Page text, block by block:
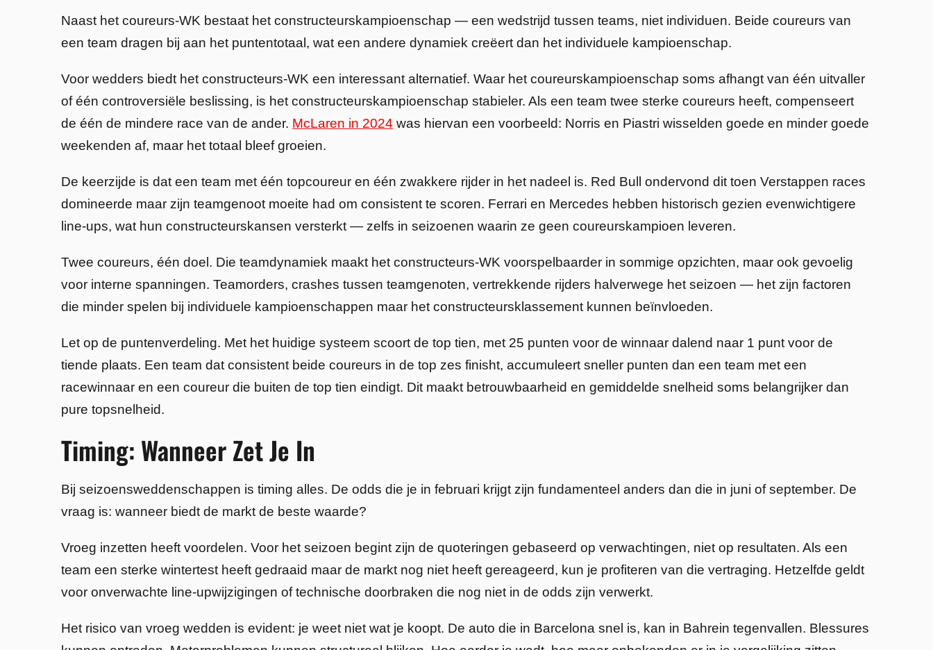
Naast het coureurs-WK bestaat het constructeurskampioenschap — een wedstrijd tussen teams, niet individuen. Beide coureurs van
een team dragen bij aan het puntentotaal, wat een andere dynamiek creëert dan het individuele kampioenschap.
Voor wedders biedt het constructeurs-WK een interessant alternatief. Waar het coureurskampioenschap soms afhangt van één uitvaller
of één controversiële beslissing, is het constructeurskampioenschap stabieler. Als een team twee sterke coureurs heeft, compenseert
de één de mindere race van de ander. McLaren in 2024 was hiervan een voorbeeld: Norris en Piastri wisselden goede en minder goede
weekenden af, maar het totaal bleef groeien.
De keerzijde is dat een team met één topcoureur en één zwakkere rijder in het nadeel is. Red Bull ondervond dit toen Verstappen races
domineerde maar zijn teamgenoot moeite had om consistent te scoren. Ferrari en Mercedes hebben historisch gezien evenwichtigere
line-ups, wat hun constructeurskansen versterkt — zelfs in seizoenen waarin ze geen coureurskampioen leveren.
Twee coureurs, één doel. Die teamdynamiek maakt het constructeurs-WK voorspelbaarder in sommige opzichten, maar ook gevoelig
voor interne spanningen. Teamorders, crashes tussen teamgenoten, vertrekkende rijders halverwege het seizoen — het zijn factoren
die minder spelen bij individuele kampioenschappen maar het constructeursklassement kunnen beïnvloeden.
Let op de puntenverdeling. Met het huidige systeem scoort de top tien, met 25 punten voor de winnaar dalend naar 1 punt voor de
tiende plaats. Een team dat consistent beide coureurs in de top zes finisht, accumuleert sneller punten dan een team met een
racewinnaar en een coureur die buiten de top tien eindigt. Dit maakt betrouwbaarheid en gemiddelde snelheid soms belangrijker dan
pure topsnelheid.
Timing: Wanneer Zet Je In
Bij seizoensweddenschappen is timing alles. De odds die je in februari krijgt zijn fundamenteel anders dan die in juni of september. De
vraag is: wanneer biedt de markt de beste waarde?
Vroeg inzetten heeft voordelen. Voor het seizoen begint zijn de quoteringen gebaseerd op verwachtingen, niet op resultaten. Als een
team een sterke wintertest heeft gedraaid maar de markt nog niet heeft gereageerd, kun je profiteren van die vertraging. Hetzelfde geldt
voor onverwachte line-upwijzigingen of technische doorbraken die nog niet in de odds zijn verwerkt.
Het risico van vroeg wedden is evident: je weet niet wat je koopt. De auto die in Barcelona snel is, kan in Bahrein tegenvallen. Blessures